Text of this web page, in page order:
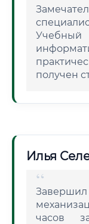
получен
Илья
часов